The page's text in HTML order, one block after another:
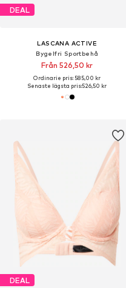
DEAL
LASCANA ACTIVE
Bygelfri Sportbehå
Från 526,50 kr
Ordinarie pris: 585,00 kr
Senaste lägsta pris:526,50 kr
DEAL